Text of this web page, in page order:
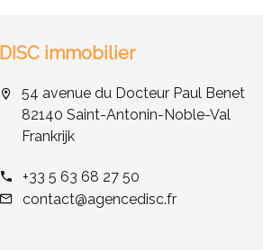
DISC immobilier
54 avenue du Docteur Paul Benet
82140 Saint-Antonin-Noble-Val
Frankrijk
+33 5 63 68 27 50
contact@agencedisc.fr